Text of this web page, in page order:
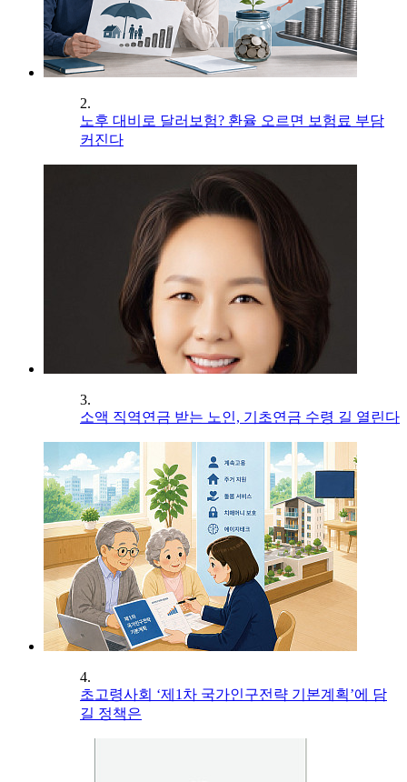
2.
노후 대비로 달러보험? 환율 오르면 보험료 부담
커진다
3.
소액 직역연금 받는 노인, 기초연금 수령 길 열린다
4.
초고령사회 ‘제1차 국가인구전략 기본계획’에 담
길 정책은